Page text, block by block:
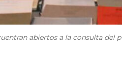
abiertos a la consulta del